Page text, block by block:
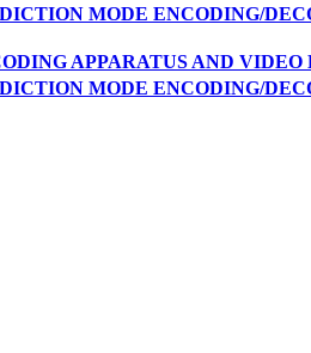
MODE ENCODING/
APPARATUS AND VIDEO
MODE ENCODING/